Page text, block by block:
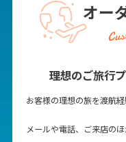
オー
理想のご旅行
お客様の理想の旅を渡航
メールや電話、ご来店の